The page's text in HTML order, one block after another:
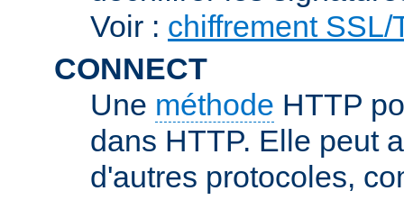
Voir : chiffrement SSL/
CONNECT
Une méthode HTTP
dans HTTP. Elle peut
d'autres protocoles,